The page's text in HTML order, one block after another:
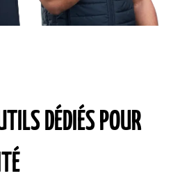
DÉDIÉS POUR